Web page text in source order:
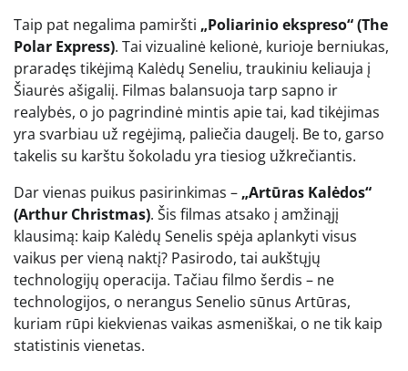
Taip pat negalima pamiršti „Poliarinio ekspreso“ (The
Polar Express). Tai vizualinė kelionė, kurioje berniukas,
praradęs tikėjimą Kalėdų Seneliu, traukiniu keliauja į
Šiaurės ašigaliį. Filmas balansuoja tarp sapno ir
realybės, o jo pagrindinė mintis apie tai, kad tikėjimas
yra svarbiau už regėjimą, paliečia daugelį. Be to, garso
takelis su karštu šokoladu yra tiesiog užkrečiantis.
Dar vienas puikus pasirinkimas –„Artūras Kalėdos“
(Arthur Christmas). Šis filmas atsako į amžinąjį
klausimą: kaip Kalėdų Senelis spėja aplankyti visus
vaikus per vieną naktį? Pasirodo, tai aukštųjų
technologijų operacija. Tačiau filmo šerdis – ne
technologijos, o nerangus Senelio sūnus Artūras,
kuriam rūpi kiekvienas vaikas asmeniškai, o ne tik kaip
statistinis vienetas.